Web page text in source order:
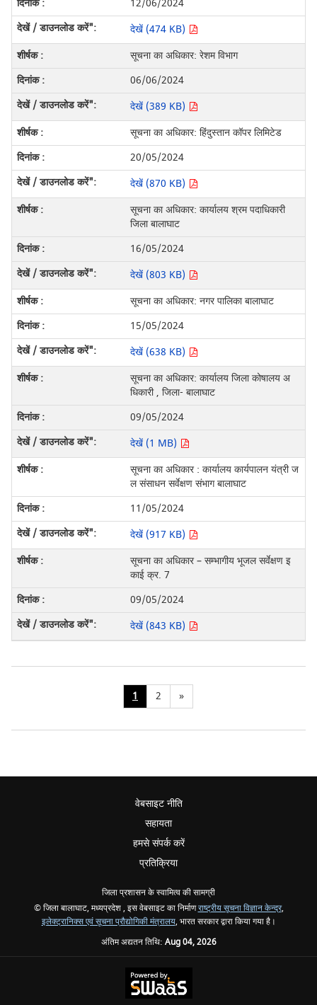
12/06/2024
देखें (474 KB)
सूचना का अधिकार: रेशम विभाग
06/06/2024
देखें (389 KB)
सूचना का अधिकार: हिंदुस्तान कॉपर लिमिटेड
20/05/2024
देखें (870 KB)
सूचना का अधिकार: कार्यालय श्रम पदाधिकारी
जिला बालाघाट
16/05/2024
देखें (803 KB)
सूचना का अधिकार: नगर पालिका बालाघाट
15/05/2024
देखें (638 KB)
सूचना का अधिकार: कार्यालय जिला कोषालय अ
धिकारी , जिला- बालाघाट
09/05/2024
देखें (1 MB)
सूचना का अधिकार : कार्यालय कार्यपालन यंत्री ज
ल संसाधन सर्वेक्षण संभाग बालाघाट
11/05/2024
देखें (917 KB)
सूचना का अधिकार – सम्भागीय भूजल सर्वेक्षण इ
काई क्र. 7
09/05/2024
देखें (843 KB)
1 2 »
वेबसाइट नीति
सहायता
हमसे संपर्क करें
प्रतिक्रिया
जिला प्रशासन के स्वामित्व की सामग्री
© जिला बालाघाट, मध्यप्रदेश , इस वेबसाइट का निर्माणराष्ट्रीय सूचना विज्ञान केन्द्र,
इलेक्ट्रानिक्स एवं सूचना प्रौद्योगिकी मंत्रालय, भारत सरकार द्वारा किया गया है।
अंतिम अद्यतन तिथि: Aug 04, 2026